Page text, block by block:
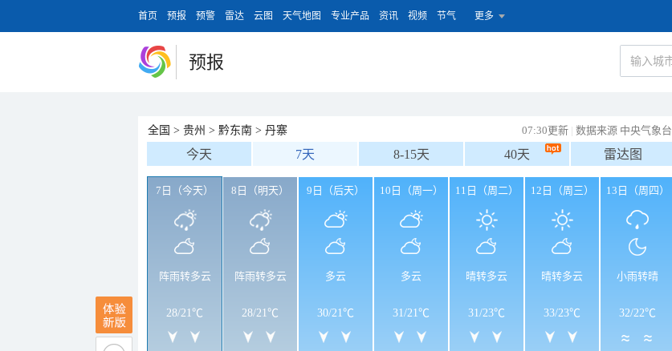
首页 预报 预警 雷达 云图 天气地图 专业产品 资讯 视频 节气 更多
预报
全国 > 贵州 > 黔东南 > 丹寨 07:30更新 | 数据来源 中央气象台
今天 7天 8-15天 40天 雷达图
7日（今天）
阵雨转多云
28/21℃
8日（明天）
阵雨转多云
28/21℃
9日（后天）
多云
30/21℃
10日（周一）
多云
31/21℃
11日（周二）
晴转多云
31/23℃
12日（周三）
晴转多云
33/23℃
13日（周四）
小雨转晴
32/22℃